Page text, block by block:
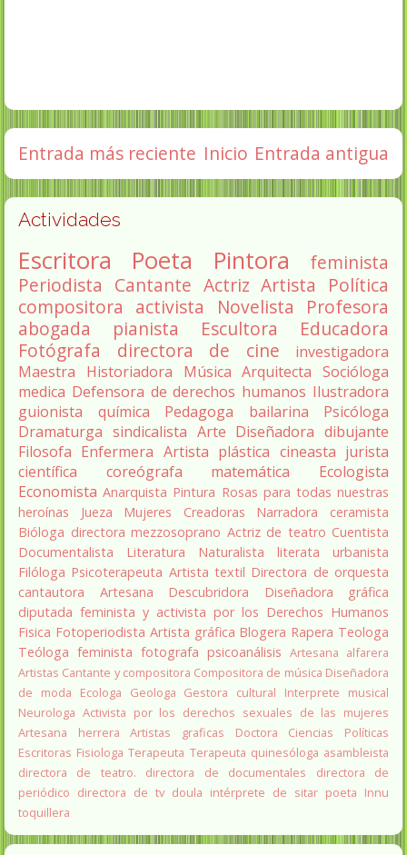
Entrada más reciente Entrada antigua
Inicio
Actividades
Escritora Poeta Pintora
feminista
Periodista Cantante Actriz Artista
Política
compositora activista Novelista
Profesora
abogada
pianista Escultora
Educadora
Fotógrafa
directora de cine
investigadora
Maestra
Historiadora Música Arquitecta Socióloga
medica Defensora de derechos humanos Ilustradora
guionista
química Pedagoga bailarina
Psicóloga
Dramaturga sindicalista Arte Diseñadora dibujante
Filosofa Enfermera Artista plástica cineasta jurista
científica
coreógrafa matemática
Ecologista
Economista Anarquista Pintura Rosas para todas nuestras
heroínas
Jueza Mujeres Creadoras Narradora
ceramista
Bióloga directora mezzosoprano Actriz de teatro Cuentista
Documentalista
Literatura Naturalista literata
urbanista
Filóloga Psicoterapeuta Artista textil Directora de orquesta
cantautora
Artesana Descubridora
Diseñadora gráfica
diputada feminista y activista por los Derechos Humanos
Fisica Fotoperiodista Artista gráfica Blogera Rapera Teologa
Teóloga feminista fotografa psicoanálisis Artesana alfarera
Artistas Cantante y compositora Compositora de música Diseñadora
de moda
Ecologa Geologa Gestora cultural
Interprete musical
Neurologa Activista por los derechos sexuales de las mujeres
Artesana herrera
Artistas graficas
Doctora Ciencias Políticas
Escritoras Fisiologa Terapeuta Terapeuta quinesóloga asambleista
directora de teatro.
directora de documentales
directora de
periódico directora de tv doula intérprete de sitar poeta Innu
toquillera